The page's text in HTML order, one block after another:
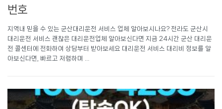
번호
지역내 믿을 수 있는 군산대리운전 서비스 업체 알아보시나요? 전라도 군산시
대리운전 서비스 괜찮은 대리운전업체 알아보신다면 지금 24시간 군산 대리운
전 콜센터에 전화하여 상담부터 받아보세요 대리운전 서비스 대리비 정보를 알
아보신다면, 빠르고 저렴하며 …